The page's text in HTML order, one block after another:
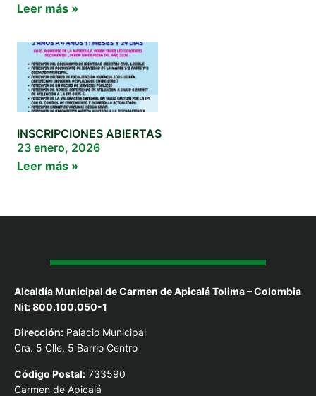
Leer más »
INSCRIPCIONES ABIERTAS
23 enero, 2026
Leer más »
Alcaldía Municipal de Carmen de Apicalá Tolima – Colombia
Nit: 800.100.050-1
Dirección: Palacio Municipal
Cra. 5 Clle. 5 Barrio Centro
Código Postal: 733590
Carmen de Apicalá